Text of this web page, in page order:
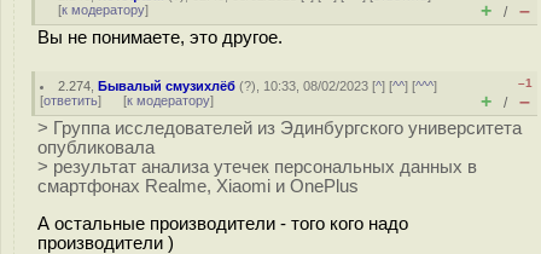
[к модератору] + / –
Вы не понимаете, это другое.
2.274 ,Бывалый смузихлёб (?), 10:33, 08/02/2023 [^] [^^] [^^^]
[ответить] [к модератору]
–1
+ / –
> Группа исследователей из Эдинбургского университета
опубликовала
> результат анализа утечек персональных данных в
смартфонах Realme, Xiaomi и OnePlus
А остальные производители - того кого надо
производители )